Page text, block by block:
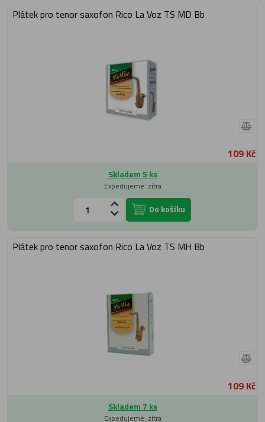
Plátek pro tenor saxofon Rico La Voz TS MD Bb
109 Kč
Skladem 5 ks
Expedujeme: zítra
Do košíku
Plátek pro tenor saxofon Rico La Voz TS MH Bb
109 Kč
Skladem 7 ks
Expedujeme: zítra